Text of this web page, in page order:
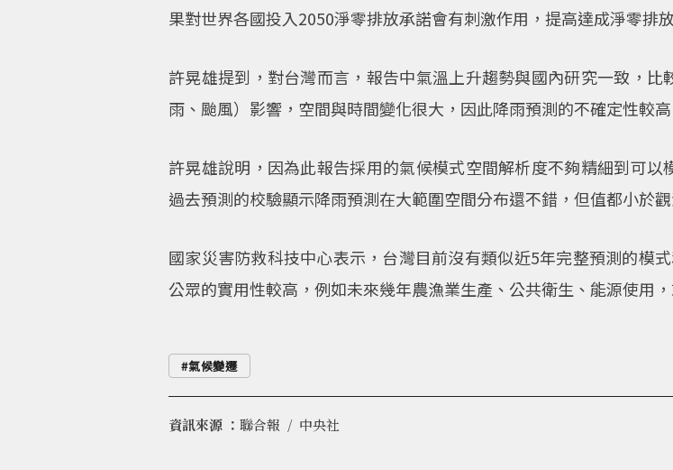
果對世界各國投入2050淨零排放承諾會有刺激作用，提高達成淨零排
許晃雄提到，對台灣而言，報告中氣溫上升趨勢與國內研究一致，
雨、颱風）影響，空間與時間變化很大，因此降雨預測的不確定性較高
許晃雄說明，因為此報告採用的氣候模式空間解析度不夠精細到可以
過去預測的校驗顯示降雨預測在大範圍空間分布還不錯，但值都小於觀
國家災害防救科技中心表示，台灣目前沒有類似近5年完整預測的模
公眾的實用性較高，例如未來幾年農漁業生產、公共衛生、能源使用
氣候變遷
資訊來源 ： 聯合報 中央社